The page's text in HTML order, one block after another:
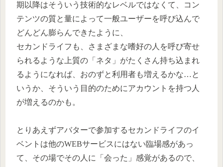
期以降はそういう技術的なレベルではなくて、コン
テンツの質と量によって一般ユーザーを呼び込んで
どんどん膨らんできたように、
セカンドライフも、さまざまな嗜好の人を呼び寄せ
られるような上質の「ネタ」がたくさん持ち込まれ
るようになれば、おのずと利用者も増えるかな…と
いうか、そういう目的のためにアカウントを持つ人
が増えるのかも。
とりあえずアバターで参加するセカンドライフのイ
ベントは他のWEBサービスにはない臨場感があっ
て、その場でその人に「会った」感覚があるので、